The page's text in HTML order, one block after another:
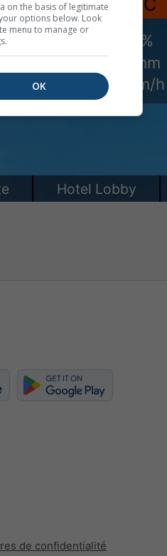
de confidentialité
on the basis of legitimate
options below. Look
menu to manage or
OK